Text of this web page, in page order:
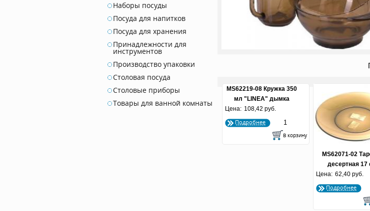
Наборы посуды
Посуда для напитков
Посуда для хранения
Принадлежности для
инструментов
Производство упаковки
Столовая посуда
Столовые приборы
Товары для ванной комнаты
MS62219-08 Кружка 350
мл "LINEA" дымка
Цена: 108,42 руб.
Подробнее
MS62071-02
десертная 17
"BASILICO"
Цена: 62,40 руб.
Подробнее